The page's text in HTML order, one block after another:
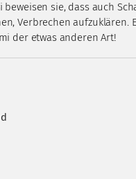
beweisen sie, dass auch
Verbrechen aufzuklären.
der etwas anderen Art!